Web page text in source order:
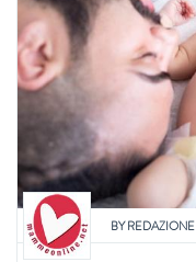
BYREDAZIONE